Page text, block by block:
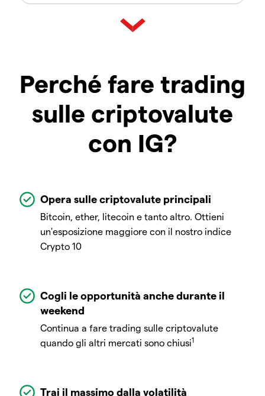
Perché fare trading
sulle criptovalute
con IG?
Opera sulle criptovalute principali
Bitcoin, ether, litecoin e tanto altro. Ottieni
un'esposizione maggiore con il nostro indice
Crypto 10
Cogli le opportunità anche durante il
weekend
Continua a fare trading sulle criptovalute
quando gli altri mercati sono chiusi1
Trai il massimo dalla volatilità